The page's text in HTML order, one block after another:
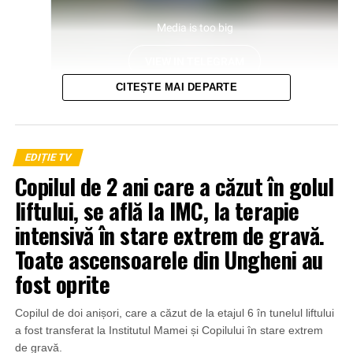
CITEȘTE MAI DEPARTE
EDIȚIE TV
Copilul de 2 ani care a căzut în golul
liftului, se află la IMC, la terapie
intensivă în stare extrem de gravă.
Toate ascensoarele din Ungheni au
fost oprite
Copilul de doi anișori, care a căzut de la etajul 6 în tunelul liftului
a fost transferat la Institutul Mamei și Copilului în stare extrem
de gravă.